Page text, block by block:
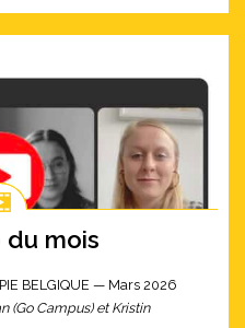
du mois
BELGIQUE — Mars 2026
(Go Campus) et Kristin